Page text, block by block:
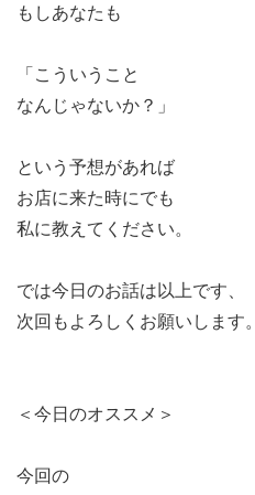
もしあなたも
「こういうこと
なんじゃないか？」
という予想があれば
お店に来た時にでも
私に教えてください。
では今日のお話は以上です、
次回もよろしくお願いします。
＜今日のオススメ＞
今回の